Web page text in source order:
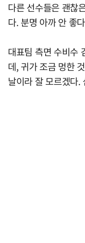
다른 선수들은 괜찮
다. 분명 아까 안 좋
대표팀 측면 수비수
데, 귀가 조금 멍한
날이라 잘 모르겠다